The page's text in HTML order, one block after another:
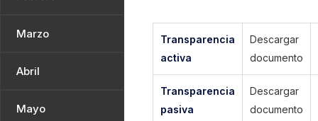
Marzo
Abril
Mayo
Transparencia
activa
Descargar
documento
Transparencia
pasiva
Descargar
documento